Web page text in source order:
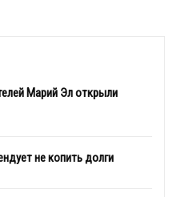
Марий Эл открыли
не копить долги